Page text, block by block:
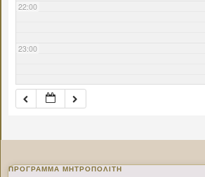
22:00
23:00
ΠΡΌΓΡΑΜΜΑ ΜΗΤΡΟΠΟΛΊΤΗ